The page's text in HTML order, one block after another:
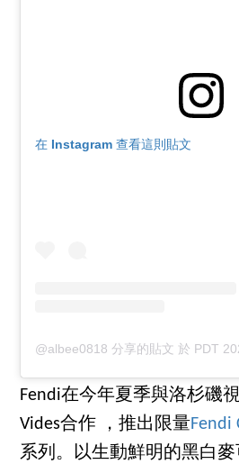
在 Instagram 查看這則貼文
@albee0818 分享的貼文 於 PDT 2020
Fendi在今年夏季與洛杉磯
Vides合作 ，推出限量Fendi
系列。以生動鮮明的黑白